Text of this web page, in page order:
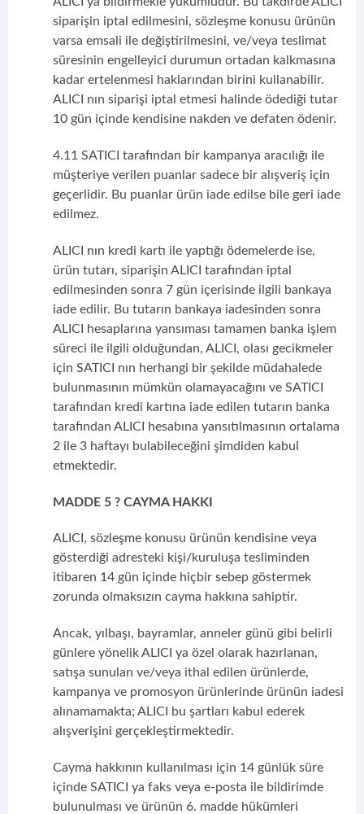
siparişin iptal edilmesini, sözleşme konusu ürünün
varsa emsali ile değiştirilmesini, ve/veya teslimat
süresinin engelleyici durumun ortadan kalkmasına
kadar ertelenmesi haklarından birini kullanabilir.
ALICI nın siparişi iptal etmesi halinde ödediği tutar
10 gün içinde kendisine nakden ve defaten ödenir.
4.11 SATICI tarafından bir kampanya aracılığı ile
müşteriye verilen puanlar sadece bir alışveriş için
geçerlidir. Bu puanlar ürün iade edilse bile geri iade
edilmez.
ALICI nın kredi kartı ile yaptığı ödemelerde ise,
ürün tutarı, siparişin ALICI tarafından iptal
edilmesinden sonra 7 gün içerisinde ilgili bankaya
iade edilir. Bu tutarın bankaya iadesinden sonra
ALICI hesaplarına yansıması tamamen banka işlem
süreci ile ilgili olduğundan, ALICI, olası gecikmeler
için SATICI nın herhangi bir şekilde müdahalede
bulunmasının mümkün olamayacağını ve SATICI
tarafından kredi kartına iade edilen tutarın banka
tarafından ALICI hesabına yansıtılmasının ortalama
2 ile 3 haftayı bulabileceğini şimdiden kabul
etmektedir.
MADDE 5 ? CAYMA HAKKI
ALICI, sözleşme konusu ürünün kendisine veya
gösterdiği adresteki kişi/kuruluşa tesliminden
itibaren 14 gün içinde hiçbir sebep göstermek
zorunda olmaksızın cayma hakkına sahiptir.
Ancak, yılbaşı, bayramlar, anneler günü gibi belirli
günlere yönelik ALICI ya özel olarak hazırlanan,
satışa sunulan ve/veya ithal edilen ürünlerde,
kampanya ve promosyon ürünlerinde ürünün iadesi
alınamamakta; ALICI bu şartları kabul ederek
alışverişini gerçekleştirmektedir.
Cayma hakkının kullanılması için 14 günlük süre
içinde SATICI ya faks veya e-posta ile bildirimde
bulunulması ve ürünün 6. madde hükümleri